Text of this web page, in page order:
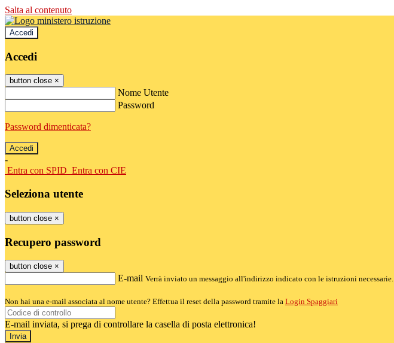
Salta al contenuto
Accedi
Accedi
button close ×
Nome Utente
Password
Password dimenticata?
-
Entra con SPID Entra con CIE
Seleziona utente
button close ×
Recupero password
button close ×
E-mail Verrà inviato un messaggio all'indirizzo indicato con le istruzioni necessarie.
Non hai una e-mail associata al nome utente? Effettua il reset della password tramite la Login Spaggiari
E-mail inviata, si prega di controllare la casella di posta elettronica!